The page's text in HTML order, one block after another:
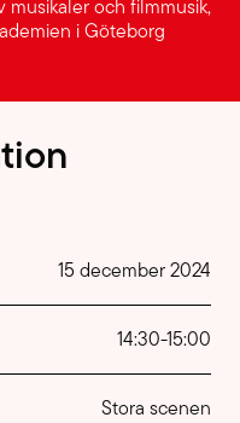
musikaler och filmmusik,
i Göteborg
15 december 2024
14:30-15:00
Stora scenen